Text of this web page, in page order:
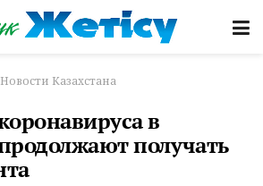
Новости Казахстана
в
получать